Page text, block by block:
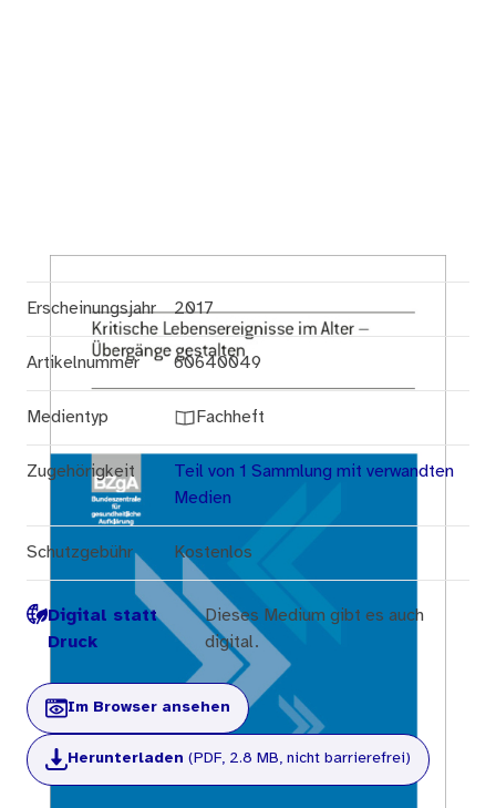
Erscheinungsjahr 2017
Artikelnummer 60640049
Medientyp Fachheft
Zugehörigkeit
Teil von 1 Sammlung mit verwandten
Medien
Schutzgebühr Kostenlos
Digital statt
Druck
Dieses Medium gibt es auch
digital.
Im Browser ansehen
Herunterladen (PDF, 2.8 MB, nicht barrierefrei)